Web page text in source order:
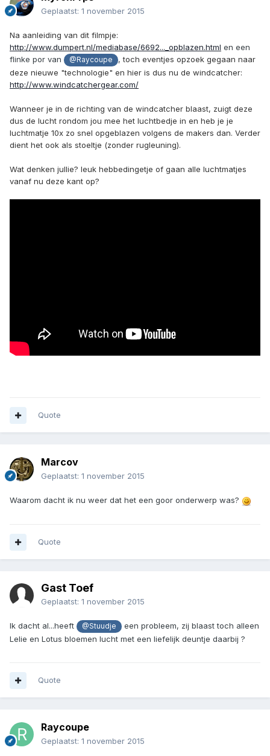
Geplaatst: 1 november 2015
Na aanleiding van dit filmpje:
http://www.dumpert.nl/mediabase/6692..._opblazen.html en een
flinke por van
@Raycoupe , toch eventjes opzoek gegaan naar
deze nieuwe "technologie" en hier is dus nu de windcatcher:
http://www.windcatchergear.com/
Wanneer je in de richting van de windcatcher blaast, zuigt deze
dus de lucht rondom jou mee het luchtbedje in en heb je je
luchtmatje 10x zo snel opgeblazen volgens de makers dan. Verder
dient het ook als stoeltje (zonder rugleuning).
Wat denken jullie? leuk hebbedingetje of gaan alle luchtmatjes
vanaf nu deze kant op?
Quote
Marcov
Geplaatst: 1 november 2015
Waarom dacht ik nu weer dat het een goor onderwerp was?
Quote
Gast Toef
Geplaatst: 1 november 2015
Ik dacht al...heeft @Stuudje
een probleem, zij blaast toch alleen
Lelie en Lotus bloemen lucht met een liefelijk deuntje daarbij ?
Quote
Raycoupe
Geplaatst: 1 november 2015